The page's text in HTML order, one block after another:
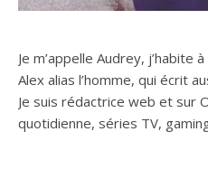
Je m’appelle Audrey, j’habite
Alex alias l’homme, qui écrit
Je suis rédactrice web et sur
quotidienne, séries TV,